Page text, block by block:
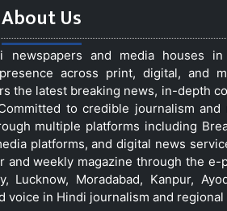
About Us
and media houses in
across print, digital, and
the latest breaking news, in-depth
to credible journalism and
multiple platforms including
platforms, and digital news
weekly magazine through the e-
Moradabad, Kanpur,
in Hindi journalism and regional